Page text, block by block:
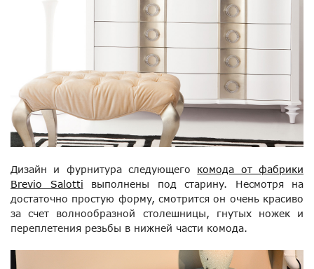
Дизайн и фурнитура следующего комода от фабрики
Brevio Salotti выполнены под старину. Несмотря на
достаточно простую форму, смотрится он очень красиво
за счет волнообразной столешницы, гнутых ножек и
переплетения резьбы в нижней части комода.